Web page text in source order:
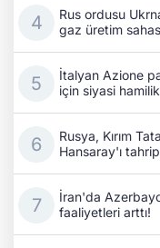
Rus ordusu
gaz üretim
İtalyan Azione
için siyasi
Rusya, Kırım
Hansaray'ı
İran'da
faaliyetleri arttı!